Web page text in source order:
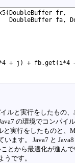
fr,
DoubleBuffer fa,
+ j) + fb.get(i*4
ルと実行をしたもの
の環境でコンパイ
実行をしたものと、
ます。 Java7 と
とから最適化が進ん
です。